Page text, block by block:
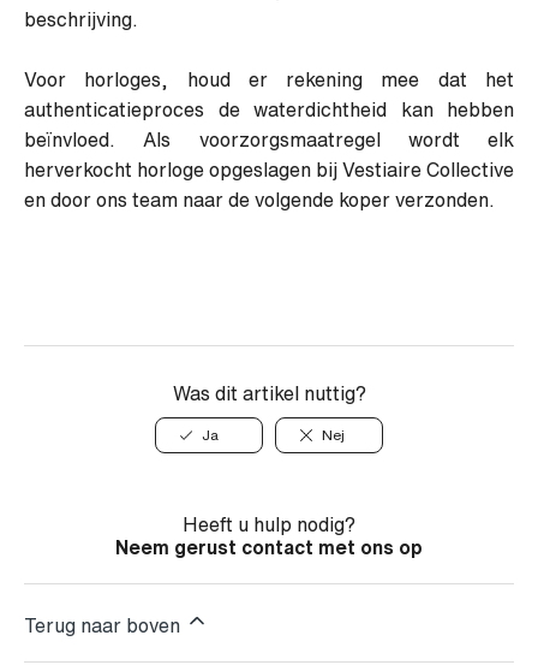
beschrijving.
Voor horloges, houd er rekening mee dat het
authenticatieproces de waterdichtheid kan hebben
beïnvloed. Als voorzorgsmaatregel wordt elk
herverkocht horloge opgeslagen bij Vestiaire Collective
en door ons team naar de volgende koper verzonden.
Was dit artikel nuttig?
Ja Nej
Heeft u hulp nodig?
Neem gerust contact met ons op
Terug naar boven